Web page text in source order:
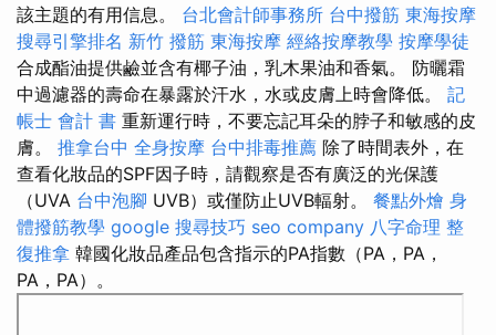
該主題的有用信息。 台北會計師事務所 台中撥筋 東海按摩
搜尋引擎排名 新竹 撥筋 東海按摩 經絡按摩教學 按摩學徒
合成酯油提供鹼並含有椰子油，乳木果油和香氣。 防曬霜
中過濾器的壽命在暴露於汗水，水或皮膚上時會降低。 記
帳士 會計 書 重新運行時，不要忘記耳朵的脖子和敏感的皮
膚。 推拿台中 全身按摩 台中排毒推薦 除了時間表外，在
查看化妝品的SPF因子時，請觀察是否有廣泛的光保護
（UVA 台中泡腳 UVB）或僅防止UVB輻射。 餐點外燴 身
體撥筋教學 google 搜尋技巧 seo company 八字命理 整
復推拿 韓國化妝品產品包含指示的PA指數（PA，PA，
PA，PA）。